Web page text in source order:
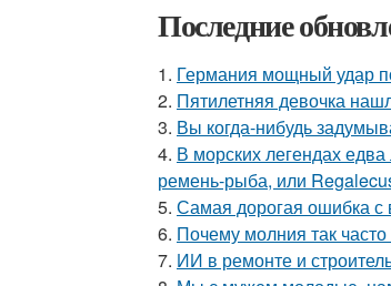
Последние
1. Германия мощный удар
2. Пятилетняя девочка
3. Вы когда-нибудь
4. В морских легендах
ремень-рыба, или
5. Самая дорогая ошибка с
6. Почему молния так
7. ИИ в ремонте и